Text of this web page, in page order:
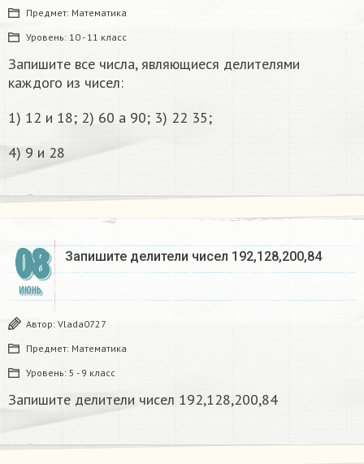
Предмет: Математика
Уровень: 10 - 11 класс
Запишите все числа, являющиеся делителями
каждого из чисел:
1) 12 и 18; 2) 60 a 90; 3) 22 35;
4) 9 и 28
08
ИЮНЬ
Запишите делители чисел 192,128,200,84
Автор: Vlada0727
Предмет: Математика
Уровень: 5 - 9 класс
Запишите делители чисел 192,128,200,84